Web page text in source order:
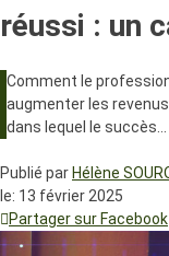
réussi : un
Comment le
augmenter les
dans lequel le succès…
Publié par Hélène
le: 13 février 2025
Partager sur Facebook